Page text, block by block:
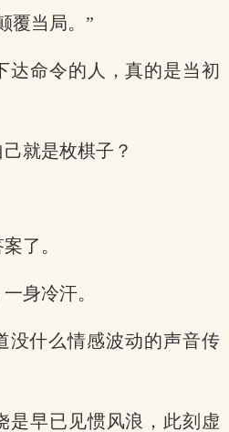
覆当局。”
达命令的人，真的是当初
就是枚棋子？
了。
身冷汗。
没什么情感波动的声音传
是早已见惯风浪，此刻虚